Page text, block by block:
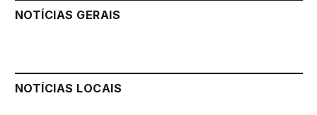
NOTÍCIAS GERAIS
NOTÍCIAS LOCAIS